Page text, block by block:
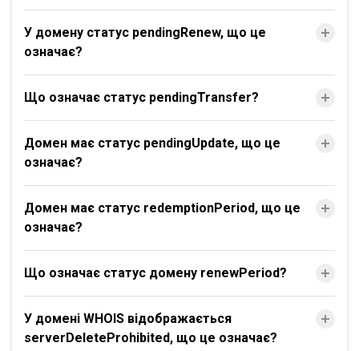
У домену статус pendingRenew, що це
означає?
Що означає статус pendingTransfer?
Домен має статус pendingUpdate, що це
означає?
Домен має статус redemptionPeriod, що це
означає?
Що означає статус домену renewPeriod?
У домені WHOIS відображається
serverDeleteProhibited, що це означає?